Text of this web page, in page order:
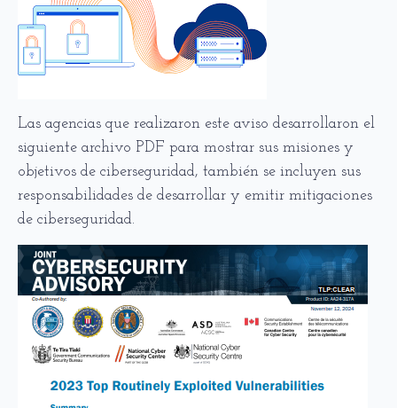
Las agencias que realizaron este aviso desarrollaron el
siguiente archivo PDF para mostrar sus misiones y
objetivos de ciberseguridad, también se incluyen sus
responsabilidades de desarrollar y emitir mitigaciones
de ciberseguridad.